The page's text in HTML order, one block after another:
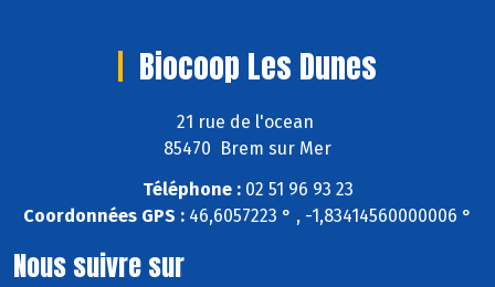
Biocoop Les Dunes
21 rue de l'ocean
85470 Brem sur Mer
Téléphone :02 51 96 93 23
Coordonnées GPS : 46,6057223 ° , -1,83414560000006 °
Nous suivre sur